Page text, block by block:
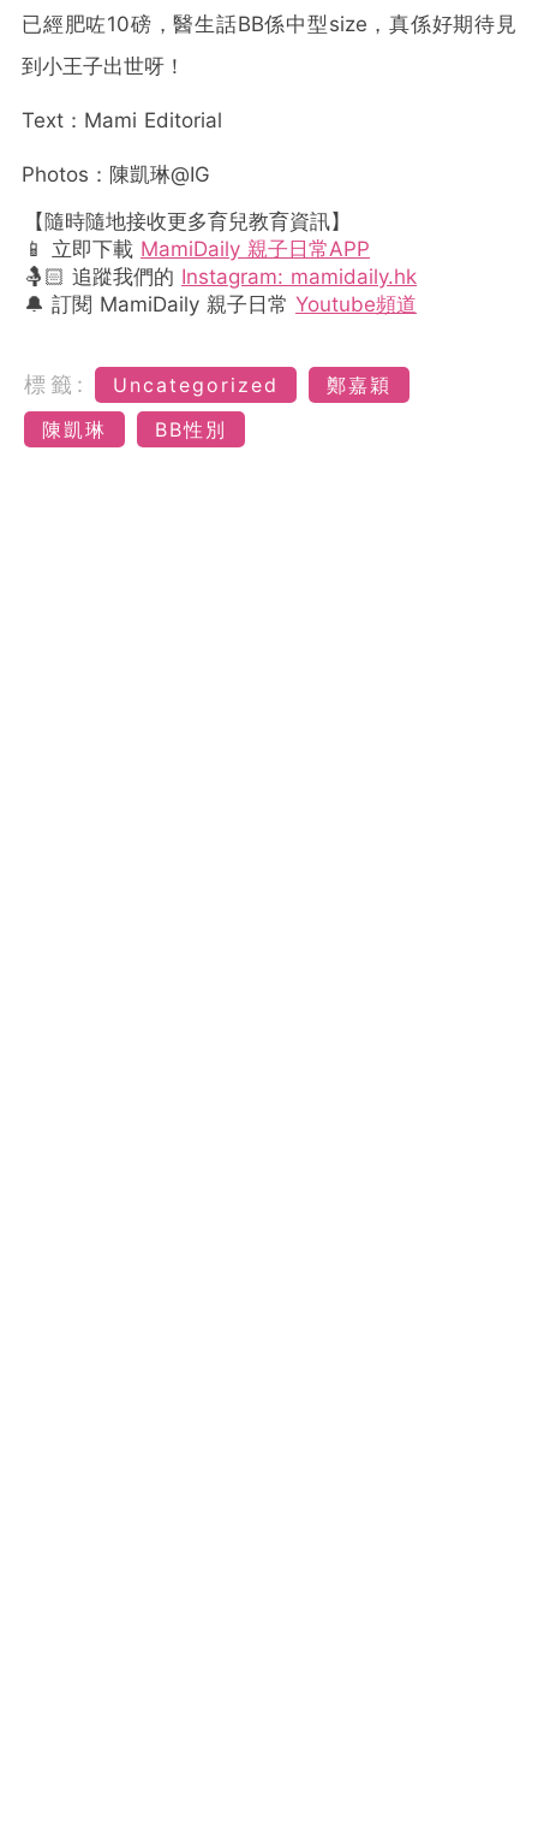
已經肥咗10磅，醫生話BB係中型size，真係好期待見
到小王子出世呀！
Text：Mami Editorial
Photos：陳凱琳@IG
【隨時隨地接收更多育兒教育資訊】
📱 立即下載 MamiDaily 親子日常APP
🤱🏻 追蹤我們的 Instagram: mamidaily.hk
🔔 訂閱 MamiDaily 親子日常 Youtube頻道
標籤: Uncategorized
鄭嘉穎
陳凱琳
BB性別